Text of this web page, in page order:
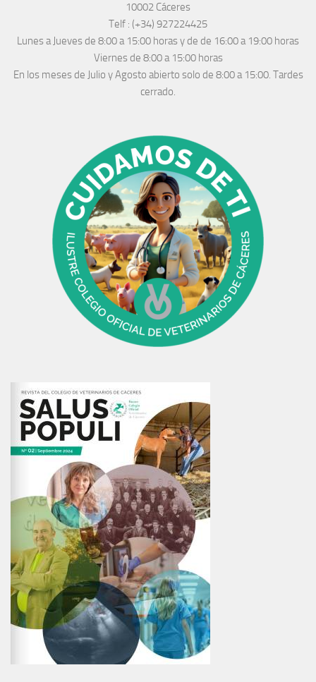
10002 Cáceres
Telf : (+34) 927224425
Lunes a Jueves de 8:00 a 15:00 horas y de de 16:00 a 19:00 horas
Viernes de 8:00 a 15:00 horas
En los meses de Julio y Agosto abierto solo de 8:00 a 15:00. Tardes
cerrado.